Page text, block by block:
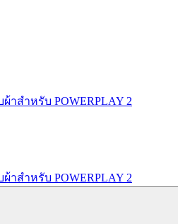
าสำหรับ POWERPLAY 2
าสำหรับ POWERPLAY 2